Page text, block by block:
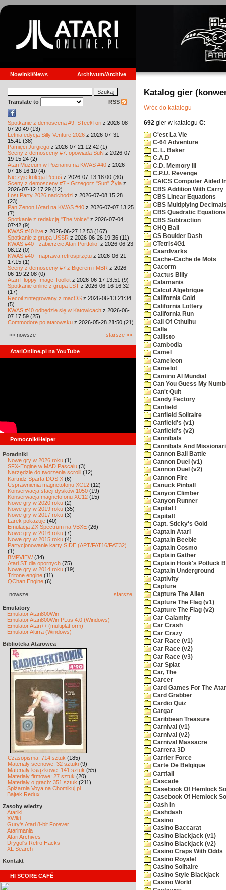
Nowinki/News Archiwum/Archive
Translate to RSS
Spotkanie z demosceną #9: STeel/Tori z 2026-08-
07 20:49 (13)
Letnia edycja Silly Venture 2026 z 2026-07-31
15:41 (38)
Pamięci Jurgiego z 2026-07-21 12:42 (1)
Sceny z demosceny #7: opowiada SuN z 2026-07-
19 15:24 (2)
Atari Muzeum w Poznaniu na KWAS #40 z 2026-
07-16 16:10 (4)
Nie żyje kolega Pecuś z 2026-07-13 18:00 (30)
Sceny z demosceny #7 - Grzegorz "Sun" Żyła z
2026-07-12 17:29 (12)
Lost Party 2026 nadchodzi z 2026-07-08 15:28
(23)
Pan Zenon i Atari na KWAS #40 z 2026-07-07 13:25
(7)
Spotkanie z redakcją "The Voice" z 2026-07-04
07:42 (9)
KWAS #40 live z 2026-06-27 12:53 (167)
Spotkanie z grupą USSR z 2026-06-26 19:36 (11)
KWAS #40 - zabierzcie Atari Portfolio! z 2026-06-23
08:12 (0)
KWAS #40 - naprawa retrosprzętu z 2026-06-21
17:15 (1)
Sceny z demosceny #7 z Bigerem i MBR z 2026-
06-19 22:08 (0)
Atari Floppy Image Toolkit z 2026-06-17 13:51 (9)
Spotkanie online z grupą LST z 2026-06-16 16:32
(17)
Recoil zintegrowany z macOS z 2026-06-13 21:34
(5)
KWAS #40 odbędzie się w Katowicach z 2026-06-
07 17:59 (25)
Commodore po atarowsku z 2026-05-28 21:50 (21)
«« nowsze starsze »»
AtariOnline.pl na YouTube
Pomocnik/Helper
Poradniki
Nowe gry w 2026 roku (1)
SFX-Engine w MAD Pascalu (3)
Narzędzie do tworzenia scrolli (12)
Kartridż Sparta DOS X (6)
Usprawnienia magnetofonu XC12 (12)
Konserwacja stacji dysków 1050 (19)
Konserwacja magnetofonu XC12 (15)
Nowe gry w 2020 roku (2)
Nowe gry w 2019 roku (35)
Nowe gry w 2017 roku (3)
Larek pokazuje (40)
Emulacja ZX Spectrum na VBXE (26)
Nowe gry w 2016 roku (7)
Nowe gry w 2015 roku (4)
Partycjonowanie karty SIDE (APT/FAT16/FAT32)
(1)
BMPVIEW(34)
Atari ST dla opornych (75)
Nowe gry w 2014 roku (19)
Tritone engine (11)
QChan Engine (6)
nowsze starsze
Emulatory
Emulator Atari800Win
Emulator Atari800Win PLus 4.0 (Windows)
Emulator Atari++ (multiplatform)
Emulator Altirra (Windows)
Biblioteka Atarowca
Czasopisma: 714 sztuk (185)
Materiały scenowe: 32 sztuki (9)
Materiały książkowe: 141 sztuk (55)
Materiały firmowe: 27 sztuk (20)
Materiały o grach: 351 sztuk (211)
Spiżarnia Voya na Chomikuj.pl
Bajtek Redux
Zasoby wiedzy
Atariki
XWiki
Gury's Atari 8-bit Forever
Atarimania
Atari Archives
Drygol's Retro Hacks
XL Search
Kontakt
HI SCORE CAFÉ
Katalog gier
Wróc do katalogu
692 gier w katalogu C:
C'est La Vie
C-64 Adventure
C. L. Baker
C.A.D
C.D. Memory III
C.P.U. Revenge
CAICS Computer Aided
CBS Addition With Carry
CBS Linear Equations
CBS Multiplying
CBS Quadratic Equations
CBS Subtraction
CHQ Ball
CS Boulder Dash
CTetris4G1
Caardvarks
Cache-Cache de Mots
Cacorm
Cactus Billy
Calamanis
Calcul Algebrique
California Gold
California Lottery
California Run
Call Of Cthulhu
Calla
Callisto
Cambodia
Camel
Cameleon
Camelot
Camino Al Mundial
Can You Guess My
Can't Quit
Candy Factory
Canfield
Canfield Solitaire
Canfield's (v1)
Canfield's (v2)
Cannibals
Cannibals And
Cannon Ball Battle
Cannon Duel (v1)
Cannon Duel (v2)
Cannon Fire
Canuck Pinball
Canyon Climber
Canyon Runner
Capital !
Capital!
Capt. Sticky's Gold
Captain Atari
Captain Beeble
Captain Cosmo
Captain Gather
Captain Hook's Potluck
Captain Underground
Captivity
Capture
Capture The Alien
Capture The Flag (v1)
Capture The Flag (v2)
Car Calamity
Car Crash
Car Crazy
Car Race (v1)
Car Race (v2)
Car Race (v3)
Car Splat
Car, The
Carcer
Card Games For The
Card Grabber
Cardio Quiz
Cargar
Caribbean Treasure
Carnival (v1)
Carnival (v2)
Carnival Massacre
Carrera 3D
Carrier Force
Carte De Belgique
Cartfall
Cascade
Casebook Of Hemlock
Casebook Of Hemlock
Cash In
Cashdash
Casino
Casino Baccarat
Casino Blackjack (v1)
Casino Blackjack (v2)
Casino Craps With Odds
Casino Royale!
Casino Solitaire
Casino Style Blackjack
Casino World